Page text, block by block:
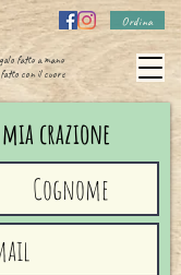
Ordina
fatto a mano
con il cuore
crazione